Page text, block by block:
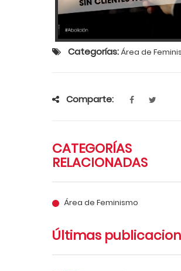
Categorías:Área de
Comparte:
CATEGORÍAS
RELACIONADAS
Área de Feminismo
Últimas